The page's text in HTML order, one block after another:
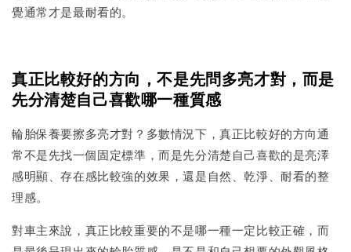
覺通常才是最耐看的。
真正比較好的方向，不是先問多亮才對，而是
先分清楚自己喜歡哪一種質感
輪胎保養要擦多亮才對？多數情況下，真正比較好的方向通
常不是先找一個固定標準，而是先分清楚自己喜歡的是亮澤
感明顯、存在感比較強的效果，還是自然、乾淨、耐看的整
理感。
對車主來說，真正比較重要的不是哪一種一定比較正確，而